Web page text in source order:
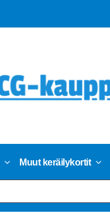
Muut keräilykortit